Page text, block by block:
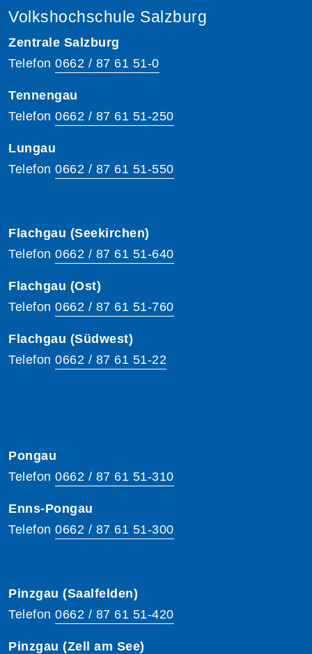
Volkshochschule Salzburg
Zentrale Salzburg
Telefon 0662 / 87 61 51-0
Tennengau
Telefon 0662 / 87 61 51-250
Lungau
Telefon 0662 / 87 61 51-550
Flachgau (Seekirchen)
Telefon 0662 / 87 61 51-640
Flachgau (Ost)
Telefon 0662 / 87 61 51-760
Flachgau (Südwest)
Telefon 0662 / 87 61 51-22
Pongau
Telefon 0662 / 87 61 51-310
Enns-Pongau
Telefon 0662 / 87 61 51-300
Pinzgau (Saalfelden)
Telefon 0662 / 87 61 51-420
Pinzgau (Zell am See)